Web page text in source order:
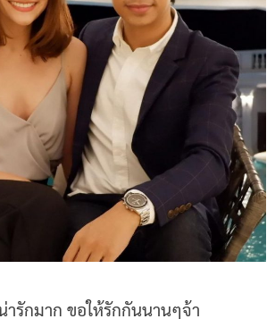
ารักมาก ขอให้รักกันนานๆจ้า